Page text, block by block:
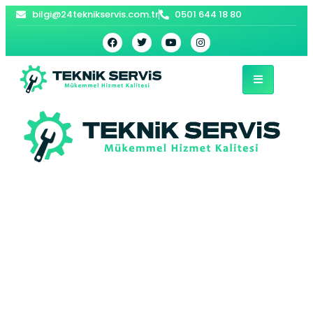
bilgi@24teknikservis.com.tr 0501 644 18 80